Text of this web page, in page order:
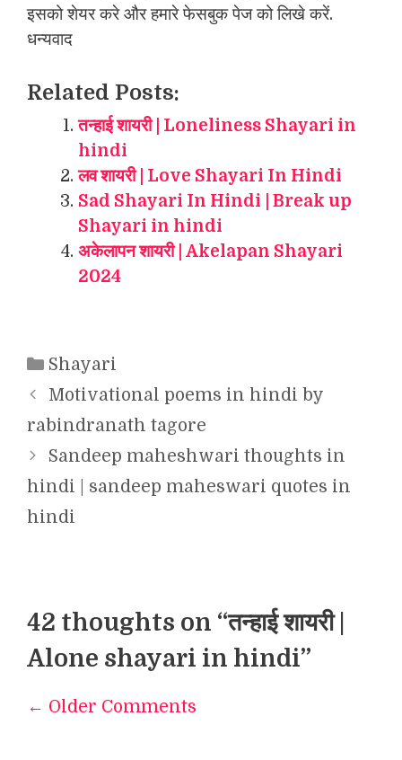
इसको शेयर करे और हमारे फेसबुक पेज को लिखे करें.
धन्यवाद
Related Posts:
तन्हाई शायरी | Loneliness Shayari in
hindi
लव शायरी | Love Shayari In Hindi
Sad Shayari In Hindi | Break up
Shayari in hindi
अकेलापन शायरी | Akelapan Shayari
2024
Categories
Shayari
Motivational poems in hindi by
rabindranath tagore
Sandeep maheshwari thoughts in
hindi | sandeep maheswari quotes in
hindi
42 thoughts on “तन्हाई शायरी |
Alone shayari in hindi”
Comment
← Older Comments